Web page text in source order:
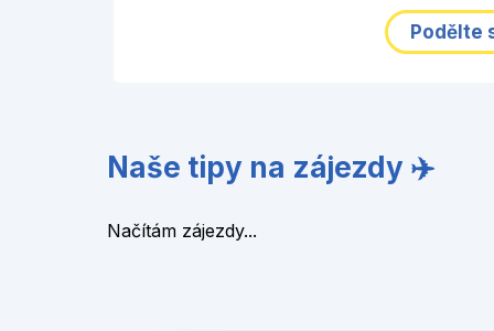
Podělte
Naše tipy na zájezdy ✈️
Načítám zájezdy...